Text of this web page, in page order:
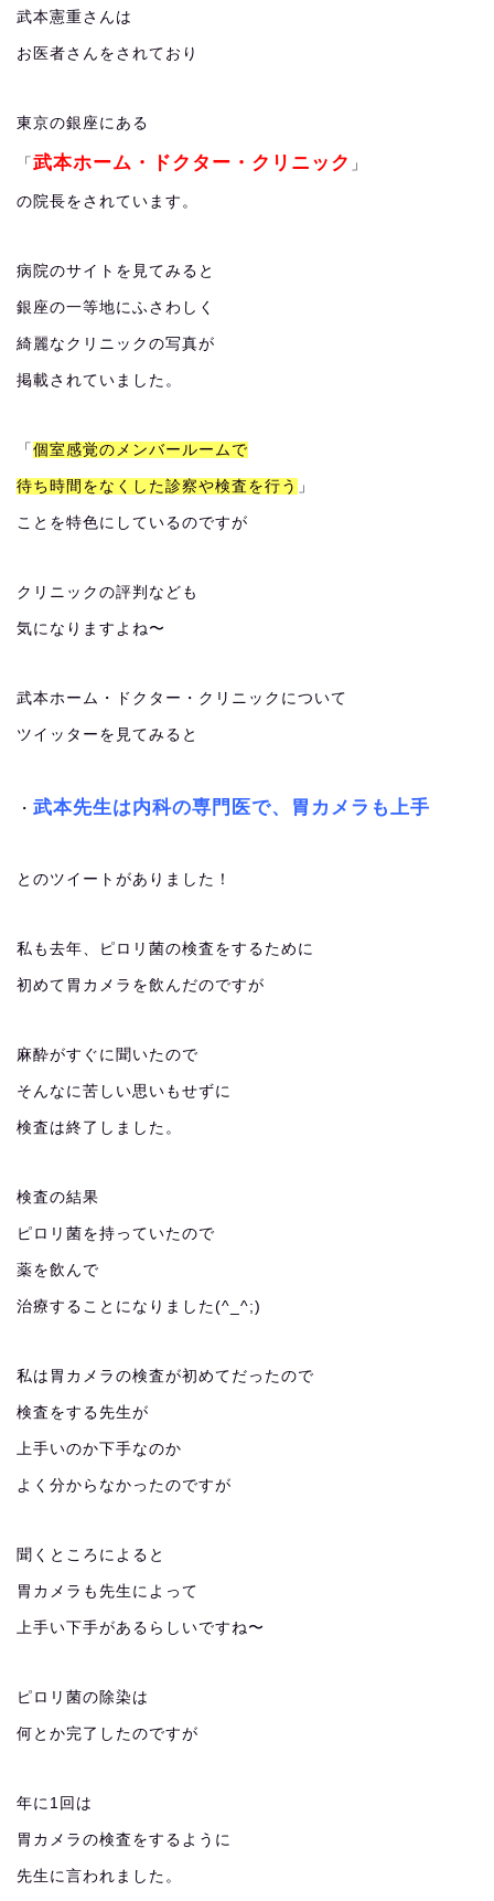
武本憲重さんは
お医者さんをされており
東京の銀座にある
「 武本ホーム・ドクター・クリニック 」
の院長をされています。
病院のサイトを見てみると
銀座の一等地にふさわしく
綺麗なクリニックの写真が
掲載されていました。
「 個室感覚のメンバールームで
待ち時間をなくした診察や検査を行う 」
ことを特色にしているのですが
クリニックの評判なども
気になりますよね〜
武本ホーム・ドクター・クリニックについて
ツイッターを見てみると
・ 武本先生は内科の専門医で、胃カメラも上手
とのツイートがありました！
私も去年、ピロリ菌の検査をするために
初めて胃カメラを飲んだのですが
麻酔がすぐに聞いたので
そんなに苦しい思いもせずに
検査は終了しました。
検査の結果
ピロリ菌を持っていたので
薬を飲んで
治療することになりました(^_^;)
私は胃カメラの検査が初めてだったので
検査をする先生が
上手いのか下手なのか
よく分からなかったのですが
聞くところによると
胃カメラも先生によって
上手い下手があるらしいですね〜
ピロリ菌の除染は
何とか完了したのですが
年に1回は
胃カメラの検査をするように
先生に言われました。